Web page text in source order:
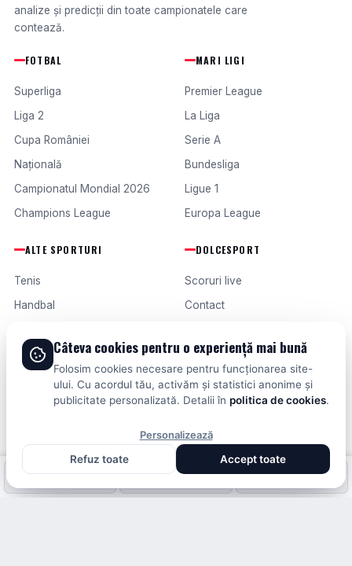
analize și predicții din toate campionatele care
contează.
FOTBAL
Superliga
Liga 2
Cupa României
Națională
Campionatul Mondial 2026
Champions League
MARI LIGI
Premier League
La Liga
Serie A
Bundesliga
Ligue 1
Europa League
ALTE SPORTURI
Tenis
Handbal
Formula 1
Fotbal intern
Fotbal extern
DOLCESPORT
Scoruri live
Contact
Termeni și condiții
© 2026 DOLCESPORT. TOATE DREPTURILE REZERVATE.
SCORURI, CLASAMENTE ȘI ANALIZE DIN TOATE COMPETIȚIILE
Fotbal intern Fotbal extern Scoruri live
Câteva cookies pentru o experiență mai bună
Folosim cookies necesare pentru funcționarea site-
ului. Cu acordul tău, activăm și statistici anonime și
publicitate personalizată. Detalii în politica de cookies.
Personalizează
Refuz toate
Accept toate